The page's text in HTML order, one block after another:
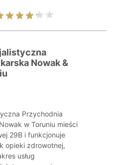
Nowak &
Przychodnia
w Toruniu mieści
29B i funkcjonuje
opieki zdrowotnej,
usług